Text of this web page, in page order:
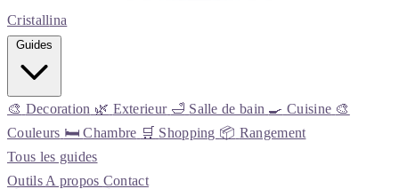
Cristallina
🎨 Decoration 🌿 Exterieur 🛁 Salle de bain 🍳 Cuisine 🎨
Couleurs 🛏️ Chambre 🛒 Shopping 📦 Rangement
Tous les guides
Outils A propos Contact